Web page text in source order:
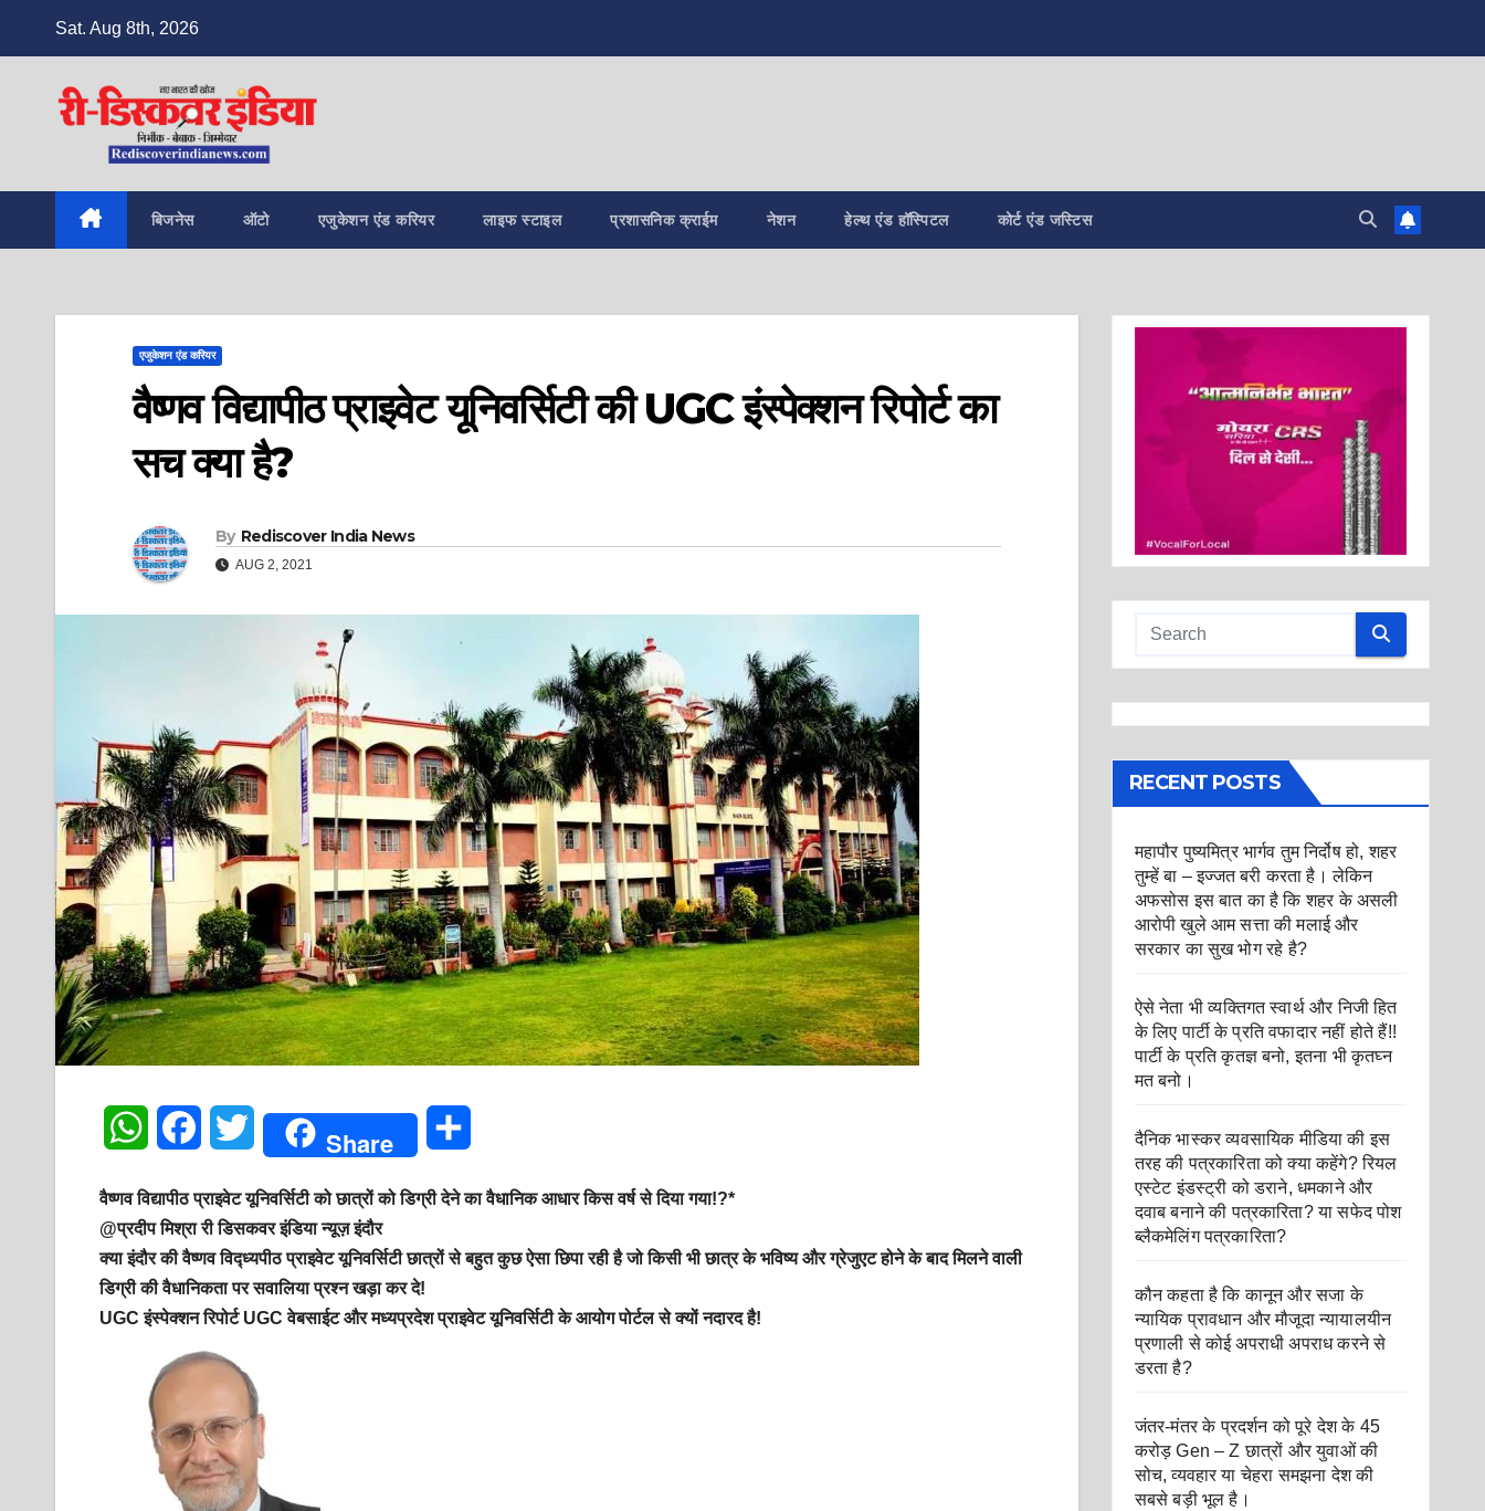
Sat. Aug 8th, 2026
बिजनेस ऑटो एजुकेशन एंड करियर लाइफ स्टाइल प्रशासनिक क्राईम नेशन हेल्थ एंड हॉस्पिटल कोर्ट एंड जस्टिस
एजुकेशन एंड करियर
वैष्णव विद्यापीठ प्राइवेट यूनिवर्सिटी की UGC इंस्पेक्शन रिपोर्ट का
सच क्या है?
By Rediscover India News
AUG 2, 2021
W
t
p
p
c
e
b
o
k
t
r
Share
r
वैष्णव विद्यापीठ प्राइवेट यूनिवर्सिटी को छात्रों को डिग्री देने का वैधानिक आधार किस वर्ष से दिया गया!?*
@प्रदीप मिश्रा री डिसकवर इंडिया न्यूज़‍इंदौर
क्या इंदौर की वैष्णव विद्ध्यपीठ प्राइवेट यूनिवर्सिटी छात्रों से बहुत कुछ ऐसा छिपा रही है जो किसी भी छात्र के भविष्य और ग्रेजुएट होने के बाद मिलने वाली
डिग्री की वैधानिकता पर सवालिया प्रश्न खड़ा कर दे!
UGC इंस्पेक्शन रिपोर्ट UGC वेबसाईट और मध्यप्रदेश प्राइवेट यूनिवर्सिटी के आयोग पोर्टल से क्यों नदारद है!
RECENT POSTS
महापौर पुष्यमित्र भार्गव तुम निर्दोष हो, शहर
तुम्हें बा – इज्जत बरी करता है। लेकिन
अफसोस इस बात का है कि शहर के असली
आरोपी खुले आम सत्ता की मलाई और
सरकार का सुख भोग रहे है?
ऐसे नेता भी व्यक्तिगत स्वार्थ और निजी हित
के लिए पार्टी के प्रति वफादार नहीं होते हैं!!
पार्टी के प्रति कृतज्ञ बनो, इतना भी कृतघ्न
मत बनो।
दैनिक भास्कर व्यवसायिक मीडिया की इस
तरह की पत्रकारिता को क्या कहेंगे? रियल
एस्टेट इंडस्ट्री को डराने, धमकाने और
दवाब बनाने की पत्रकारिता? या सफेद पोश
ब्लैकमेलिंग पत्रकारिता?
कौन कहता है कि कानून और सजा के
न्यायिक प्रावधान और मौजूदा न्यायालयीन
प्रणाली से कोई अपराधी अपराध करने से
डरता है?
जंतर-मंतर के प्रदर्शन को पूरे देश के 45
करोड़ Gen – Z छात्रों और युवाओं की
सोच, व्यवहार या चेहरा समझना देश की
सबसे बड़ी भूल है।